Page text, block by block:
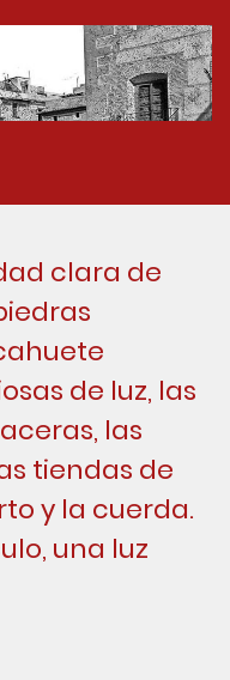
clara de
de luz, las
las
tiendas de
y la cuerda.
una luz